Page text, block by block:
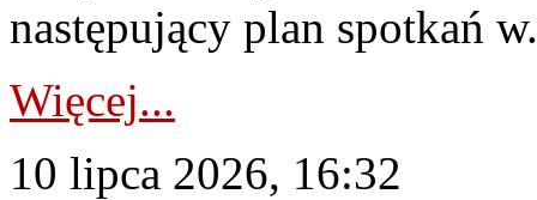
następujący plan spotkań
Więcej...
10 lipca 2026, 16:32